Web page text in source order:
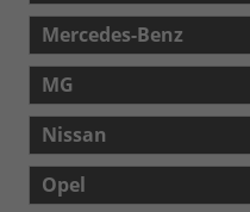
Mercedes-Benz
MG
Nissan
Opel